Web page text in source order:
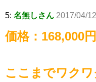
5: 名無しさん 2017/04/
価格：168,000円
ここまでワク